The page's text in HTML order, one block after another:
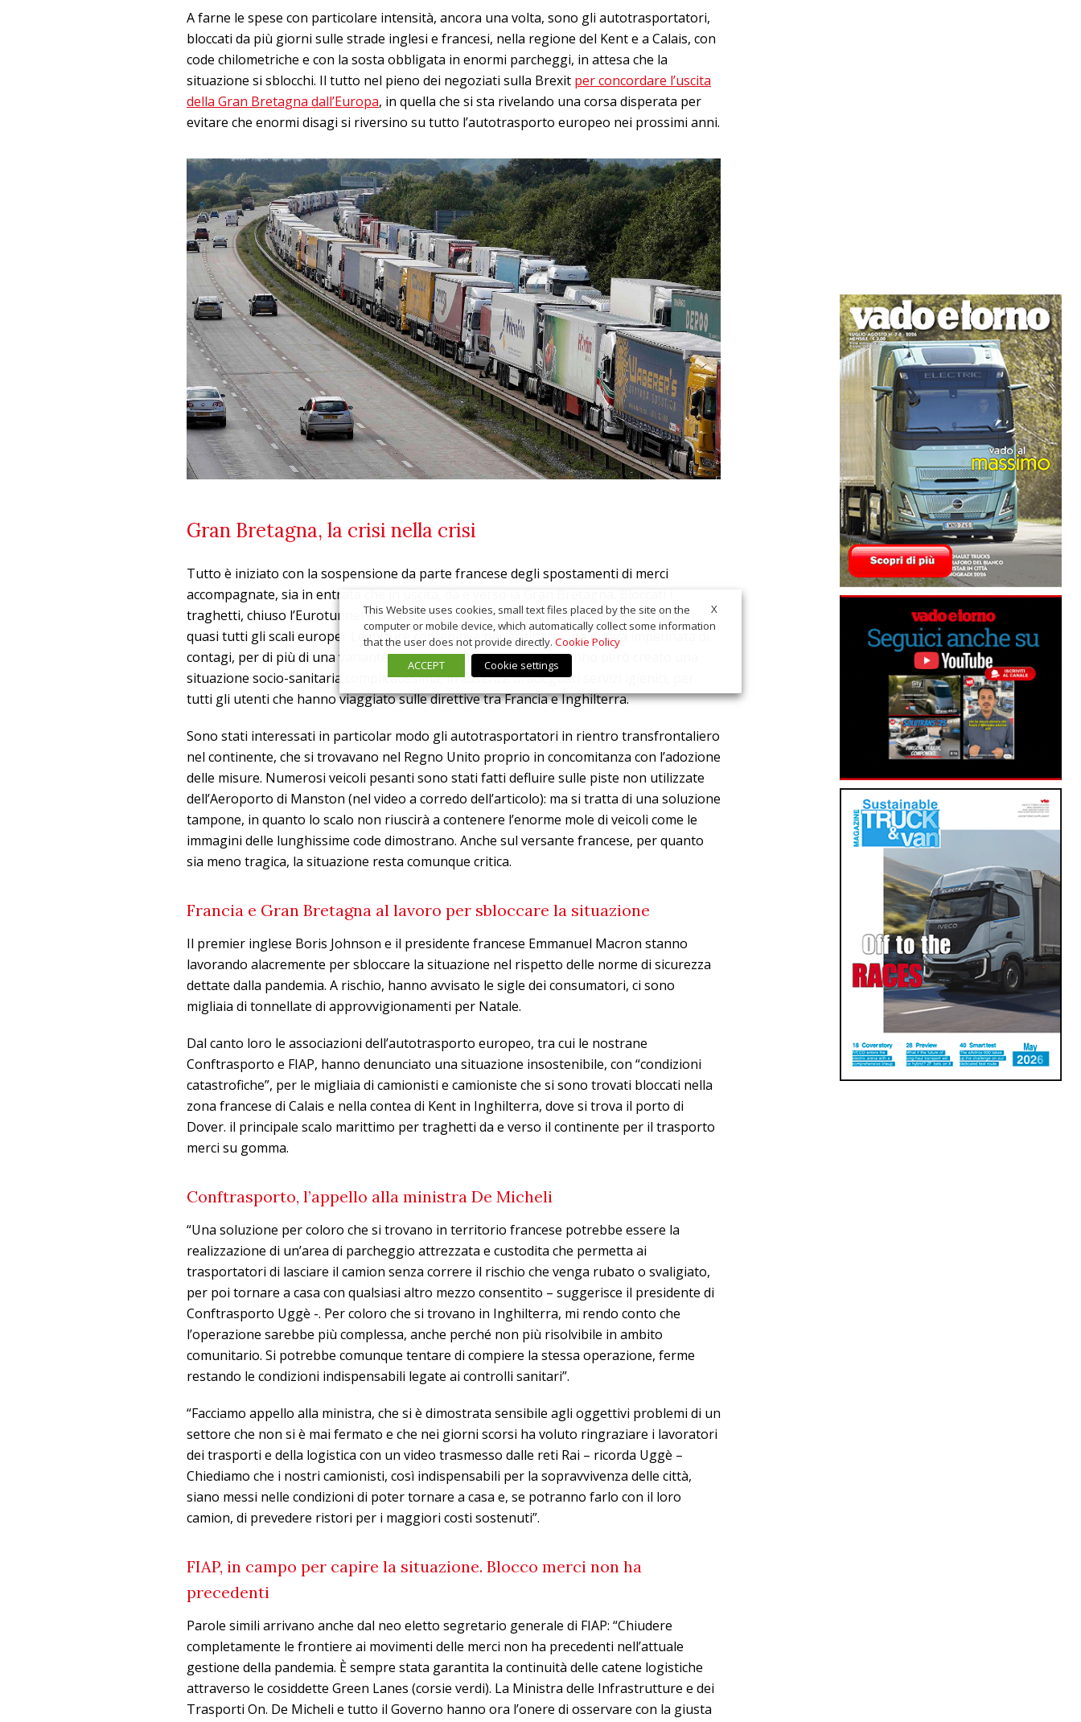
A farne le spese con particolare intensità, ancora una volta, sono gli autotrasportatori,
bloccati da più giorni sulle strade inglesi e francesi, nella regione del Kent e a Calais, con
code chilometriche e con la sosta obbligata in enormi parcheggi, in attesa che la
situazione si sblocchi. Il tutto nel pieno dei negoziati sulla Brexit per concordare l’uscita
della Gran Bretagna dall’Europa, in quella che si sta rivelando una corsa disperata per
evitare che enormi disagi si riversino su tutto l’autotrasporto europeo nei prossimi anni.
Gran Bretagna, la crisi nella crisi
Tutto è iniziato con la sospensione da parte francese degli spostamenti di merci
accompagnate, sia in entrata che in uscita, da e verso la Gran Bretagna. Bloccati i
traghetti, chiuso l’Eurotunnel e sospesi numerosissimi voli, praticamente in arrivo in
quasi tutti gli scali europei. Le misure contenitive per arginare una nuova impennata di
contagi, per di più di una variante maggiormente contagiosa, hanno però creato una
situazione socio-sanitaria complicatissima, in assenza di adeguati servizi igienici, per
tutti gli utenti che hanno viaggiato sulle direttive tra Francia e Inghilterra.
Sono stati interessati in particolar modo gli autotrasportatori in rientro transfrontaliero
nel continente, che si trovavano nel Regno Unito proprio in concomitanza con l’adozione
delle misure. Numerosi veicoli pesanti sono stati fatti defluire sulle piste non utilizzate
dell’Aeroporto di Manston (nel video a corredo dell’articolo): ma si tratta di una soluzione
tampone, in quanto lo scalo non riuscirà a contenere l’enorme mole di veicoli come le
immagini delle lunghissime code dimostrano. Anche sul versante francese, per quanto
sia meno tragica, la situazione resta comunque critica.
Francia e Gran Bretagna al lavoro per sbloccare la situazione
Il premier inglese Boris Johnson e il presidente francese Emmanuel Macron stanno
lavorando alacremente per sbloccare la situazione nel rispetto delle norme di sicurezza
dettate dalla pandemia. A rischio, hanno avvisato le sigle dei consumatori, ci sono
migliaia di tonnellate di approvvigionamenti per Natale.
Dal canto loro le associazioni dell’autotrasporto europeo, tra cui le nostrane
Conftrasporto e FIAP, hanno denunciato una situazione insostenibile, con “condizioni
catastrofiche”, per le migliaia di camionisti e camioniste che si sono trovati bloccati nella
zona francese di Calais e nella contea di Kent in Inghilterra, dove si trova il porto di
Dover. il principale scalo marittimo per traghetti da e verso il continente per il trasporto
merci su gomma.
Conftrasporto, l’appello alla ministra De Micheli
“Una soluzione per coloro che si trovano in territorio francese potrebbe essere la
realizzazione di un’area di parcheggio attrezzata e custodita che permetta ai
trasportatori di lasciare il camion senza correre il rischio che venga rubato o svaligiato,
per poi tornare a casa con qualsiasi altro mezzo consentito – suggerisce il presidente di
Conftrasporto Uggè -. Per coloro che si trovano in Inghilterra, mi rendo conto che
l’operazione sarebbe più complessa, anche perché non più risolvibile in ambito
comunitario. Si potrebbe comunque tentare di compiere la stessa operazione, ferme
restando le condizioni indispensabili legate ai controlli sanitari”.
“Facciamo appello alla ministra, che si è dimostrata sensibile agli oggettivi problemi di un
settore che non si è mai fermato e che nei giorni scorsi ha voluto ringraziare i lavoratori
dei trasporti e della logistica con un video trasmesso dalle reti Rai – ricorda Uggè –
Chiediamo che i nostri camionisti, così indispensabili per la sopravvivenza delle città,
siano messi nelle condizioni di poter tornare a casa e, se potranno farlo con il loro
camion, di prevedere ristori per i maggiori costi sostenuti”.
FIAP, in campo per capire la situazione. Blocco merci non ha
precedenti
Parole simili arrivano anche dal neo eletto segretario generale di FIAP: “Chiudere
completamente le frontiere ai movimenti delle merci non ha precedenti nell’attuale
gestione della pandemia. È sempre stata garantita la continuità delle catene logistiche
attraverso le cosiddette Green Lanes (corsie verdi). La Ministra delle Infrastrutture e dei
Trasporti On. De Micheli e tutto il Governo hanno ora l’onere di osservare con la giusta
X
This Website uses cookies, small text files placed by the site on the
computer or mobile device, which automatically collect some information
that the user does not provide directly. Cookie Policy
ACCEPT
Cookie settings